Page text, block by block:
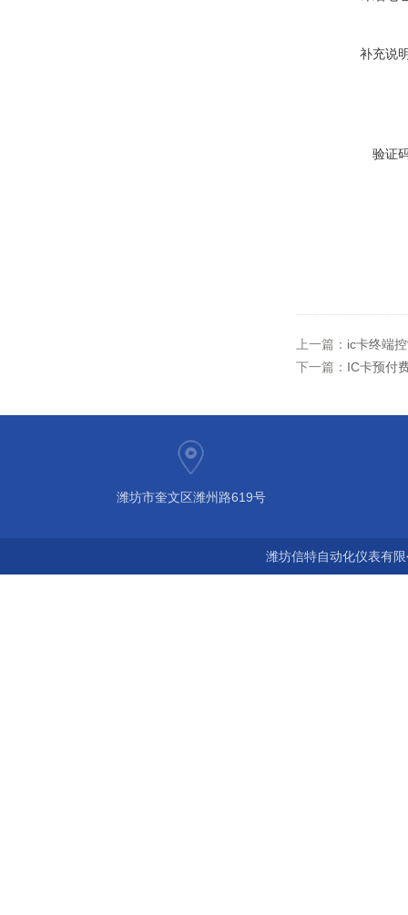
补充说
验证
上一篇： ic卡终端
下一篇： IC卡预付
潍坊市奎文区潍州路619号
潍坊信特自动化仪表有